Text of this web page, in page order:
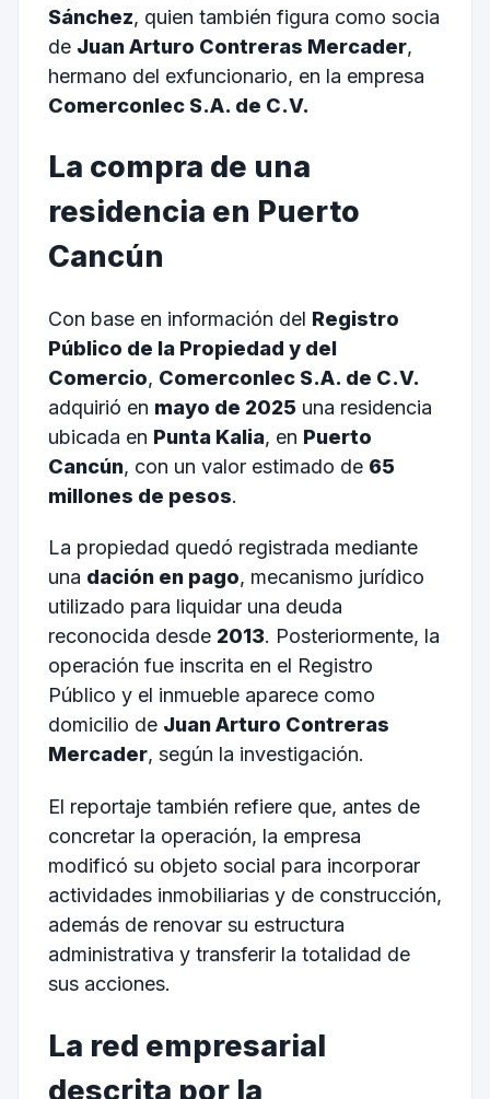
Sánchez, quien también figura como socia
de Juan Arturo Contreras Mercader,
hermano del exfuncionario, en la empresa
Comerconlec S.A. de C.V.
La compra de una
residencia en Puerto
Cancún
Con base en información del Registro
Público de la Propiedad y del
Comercio, Comerconlec S.A. de C.V.
adquirió en mayo de 2025 una residencia
ubicada en Punta Kalia, en Puerto
Cancún, con un valor estimado de 65
millones de pesos.
La propiedad quedó registrada mediante
una dación en pago, mecanismo jurídico
utilizado para liquidar una deuda
reconocida desde 2013. Posteriormente, la
operación fue inscrita en el Registro
Público y el inmueble aparece como
domicilio de Juan Arturo Contreras
Mercader, según la investigación.
El reportaje también refiere que, antes de
concretar la operación, la empresa
modificó su objeto social para incorporar
actividades inmobiliarias y de construcción,
además de renovar su estructura
administrativa y transferir la totalidad de
sus acciones.
La red empresarial
descrita por la